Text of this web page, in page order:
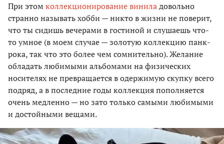
При этомколлекционирование виниладовольно
странно называть хобби — никто в жизни не поверит,
что ты сидишь вечерами в гостиной и слушаешь что-
то умное (в моем случае — золотую коллекцию панк-
рока, так что это более чем сомнительно). Желание
обладать любимыми альбомами на физических
носителях не превращается в одержимую скупку всего
подряд, а в последние годы коллекция пополняется
очень медленно — но зато только самыми любимыми
и достойными вещами.